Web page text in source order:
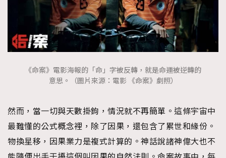
TRENDING
《命案》電影海報的「命」字被反轉，就是命運被逆轉的
意思。（圖片來源：電影 《命案》劇照）
然而，當一切與天數掛鉤，情況就不再簡單。這條宇宙中
最難懂的公式概念裡，除了因果，還包含了累世和緣份。
物換星移，因果業力是複式計算的。神話說諸神偉大也不